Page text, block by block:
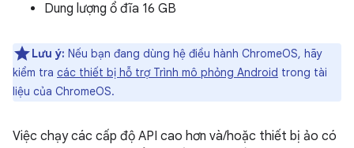
Dung lượng ổ đĩa 16 GB
Lưu ý: Nếu bạn đang dùng hệ điều hành ChromeOS, hãy
kiểm tra các thiết bị hỗ trợ Trình mô phỏng Android trong tài
liệu của ChromeOS.
Việc chạy các cấp độ API cao hơn và/hoặc thiết bị ảo có